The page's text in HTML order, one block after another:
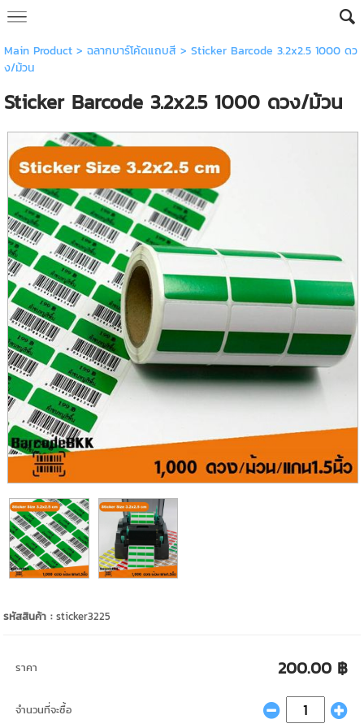
Main Product> ฉลากบาร์โค้ดแถบสี > Sticker Barcode 3.2x2.5 1000 ดว
ง/ม้วน
Sticker Barcode 3.2x2.5 1000 ดวง/ม้วน
รหัสสินค้า :sticker3225
ราคา 200.00 ฿
จำนวนที่จะซื้อ